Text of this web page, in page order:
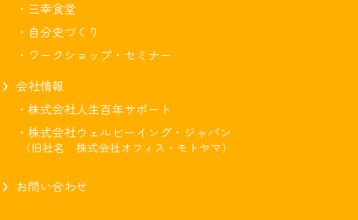
・三幸食堂
・自分史づくり
・ワークショップ・セミナー
会社情報
・株式会社人生百年サポート
・株式会社ウェルビーイング・ジャパン
（旧社名 株式会社オフィス・モトヤマ）
お問い合わせ